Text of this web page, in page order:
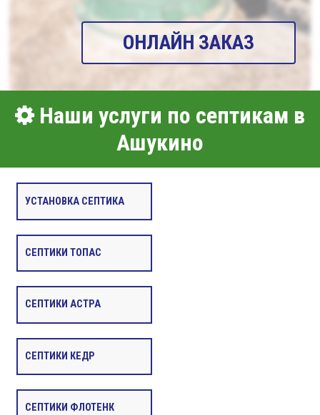
ОНЛАЙН ЗАКАЗ
Наши услуги по септикам в
Ашукино
УСТАНОВКА СЕПТИКА
СЕПТИКИ ТОПАС
СЕПТИКИ АСТРА
СЕПТИКИ КЕДР
СЕПТИКИ ФЛОТЕНК